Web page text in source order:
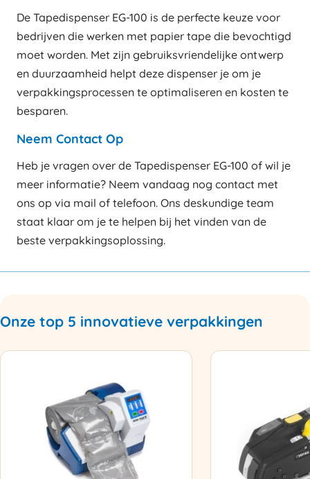
De Tapedispenser EG-100 is de perfecte keuze voor
bedrijven die werken met papier tape die bevochtigd
moet worden. Met zijn gebruiksvriendelijke ontwerp
en duurzaamheid helpt deze dispenser je om je
verpakkingsprocessen te optimaliseren en kosten te
besparen.
Neem Contact Op
Heb je vragen over de Tapedispenser EG-100 of wil je
meer informatie? Neem vandaag nog contact met
ons op via mail of telefoon. Ons deskundige team
staat klaar om je te helpen bij het vinden van de
beste verpakkingsoplossing.
Onze top 5 innovatieve verpakkingen